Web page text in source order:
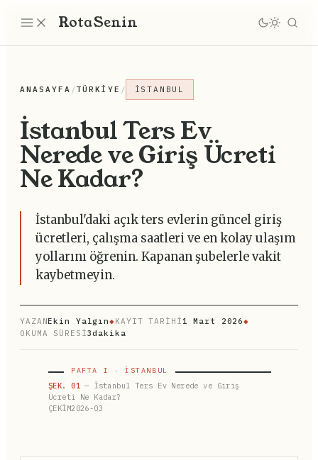
RotaSenin
ANASAYFA /TÜRKIYE / İSTANBUL
İstanbul Ters Ev
Nerede ve Giriş Ücreti
Ne Kadar?
İstanbul'daki açık ters evlerin güncel giriş
ücretleri, çalışma saatleri ve en kolay ulaşım
yollarını öğrenin. Kapanan şubelerle vakit
kaybetmeyin.
YAZANEkin Yalgın◆KAYIT TARİHİ1 Mart 2026◆
OKUMA SÜRESİ3dakika
PAFTA I · İSTANBUL
ŞEK. 01 — İstanbul Ters Ev Nerede ve Giriş
Ücreti Ne Kadar?
ÇEKİM2026-03